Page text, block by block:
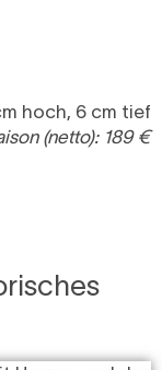
hoch, 6 cm tief
(netto): 189 €